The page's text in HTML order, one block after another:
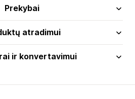
Prekybai
atradimui
ir konvertavimui